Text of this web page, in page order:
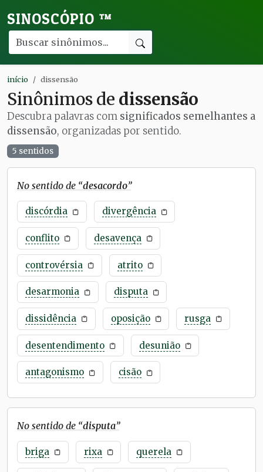
SINOSCÓPIO ™
início dissensão
Sinônimos de dissensão
Descubra palavras com significados semelhantes a
dissensão, organizadas por sentido.
5 sentidos
No sentido de “desacordo”
discórdia divergência
conflito desavença
controvérsia atrito
desarmonia disputa
dissidência oposição rusga
desentendimento desunião
antagonismo cisão
No sentido de “disputa”
briga rixa querela